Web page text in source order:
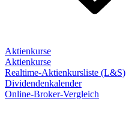
Aktienkurse
Aktienkurse
Realtime-Aktienkursliste (L&S)
Dividendenkalender
Online-Broker-Vergleich